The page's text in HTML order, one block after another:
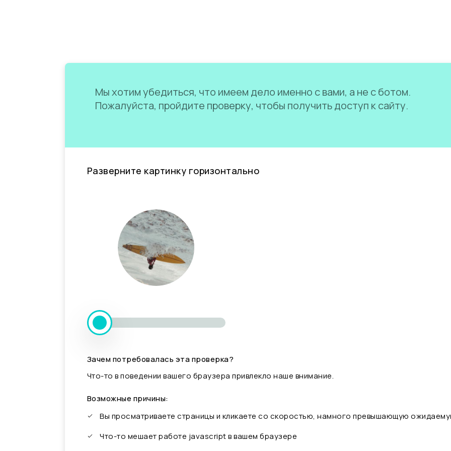
Мы хотим убедиться, что имеем дело именно с вами, а не с ботом.
Пожалуйста, пройдите проверку, чтобы получить доступ к сайту.
Разверните картинку горизонтально
Зачем потребовалась эта проверка?
Что-то в поведении вашего браузера привлекло наше внимание.
Возможные причины:
Вы просматриваете страницы и кликаете со скоростью, намного превышающую
Что-то мешает работе javascript в вашем браузере